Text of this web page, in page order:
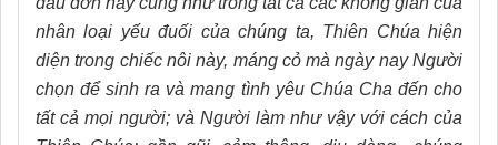
nhân loại yếu đuối của chúng ta, Thiên Chúa hiện
diện trong chiếc nôi này, máng cỏ mà ngày nay Người
chọn để sinh ra và mang tình yêu Chúa Cha đến cho
tất cả mọi người; và Người làm như vậy với cách của